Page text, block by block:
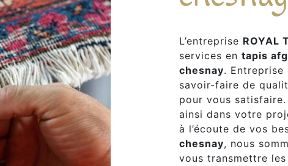
L’entreprise ROYAL
services en tapis
chesnay. Entreprise
savoir-faire de
pour vous
ainsi dans votre
à l’écoute de vos
chesnay, nous
vous transmettre les